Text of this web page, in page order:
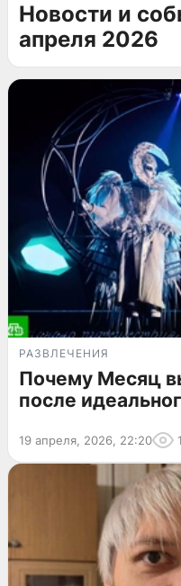
Новости и
апреля 2026
РАЗВЛЕЧЕНИЯ
Почему Месяц
после
19 апреля, 2026, 22:20